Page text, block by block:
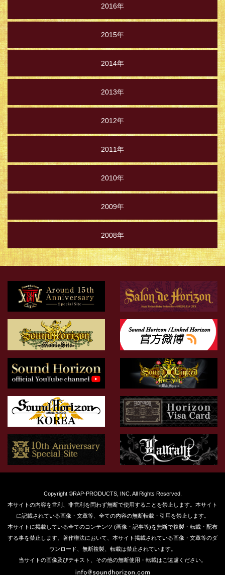
2016年
2015年
2014年
2013年
2012年
2011年
2010年
2009年
2008年
Copyright ©RAP-PRODUCTS, INC. All Rights Reserved.
本サイトの内容を営利、非営利を問わず無断で使用することを禁止します。本サイト
に記載されている画像・文章等、全ての内容の無断転載・引用を禁止します。
本サイトに掲載している全てのコンテンツ (画像・記事等)を無断で複製・転載・配布
する事を禁止します。著作権法において、本サイト掲載されている画像・文章等のダ
ウンロード、無断複製、転載は禁止されています。
当サイトの画像及びテキスト、その他の無断使用・転載はご遠慮ください。